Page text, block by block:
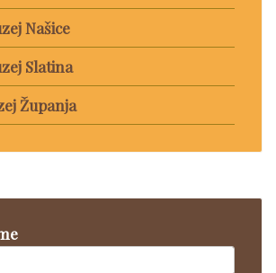
Našice
Slatina
Županja